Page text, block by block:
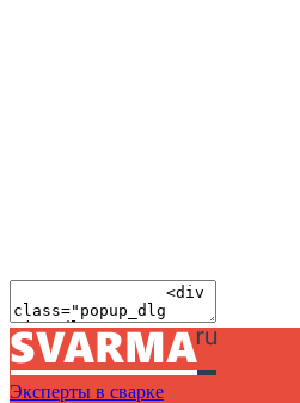
Эксперты в сварке